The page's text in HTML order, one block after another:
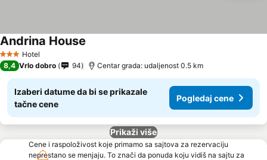
3 Zvezdice
Hotel
Andrina House
8,4 Vrlo dobro 94 Centar grada: udaljenost 0.5 km
Izaberi datume da bi se prikazale
tačne cene
Pogledaj cene
Prikaži više
Cene i raspoloživost koje primamo sa sajtova za rezervaciju
neprestano se menjaju. To znači da ponuda koju vidiš na sajtu za